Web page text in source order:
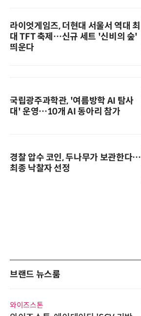
라이엇게임즈, 더현대 서울서 역대 최
대 TFT 축제…신규 세트 '신비의 숲'
띄운다
국립광주과학관, '여름방학 AI 탐사
대' 운영…10개 AI 동아리 참가
경찰 압수 코인, 두나무가 보관한다…
최종 낙찰자 선정
브랜드 뉴스룸
와이즈스톤